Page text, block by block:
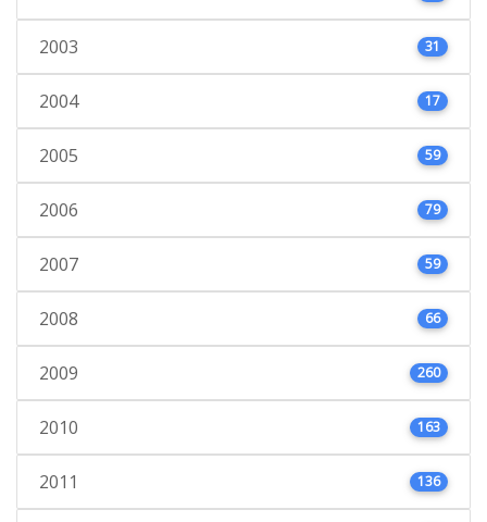
2003 31
2004 17
2005 59
2006 79
2007 59
2008 66
2009 260
2010 163
2011 136